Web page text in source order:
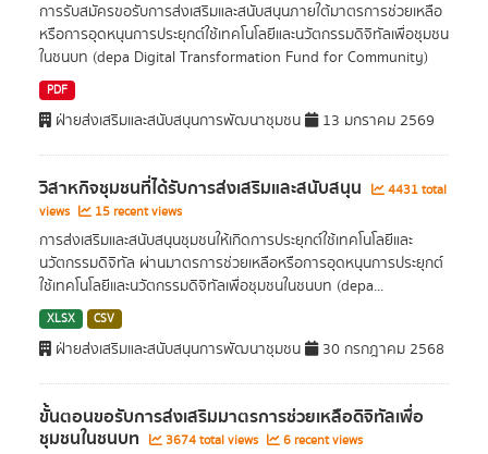
การรับสมัครขอรับการส่งเสริมและสนับสนุนภายใต้มาตรการช่วยเหลือ
หรือการอุดหนุนการประยุกต์ใช้เทคโนโลยีและนวัตกรรมดิจิทัลเพื่อชุมชน
ในชนบท (depa Digital Transformation Fund for Community)
PDF
ฝ่ายส่งเสริมและสนับสนุนการพัฒนาชุมชน 13 มกราคม 2569
วิสาหกิจชุมชนที่ได้รับการส่งเสริมและสนับสนุน
4431 total
views
15 recent views
การส่งเสริมและสนับสนุนชุมชนให้เกิดการประยุกต์ใช้เทคโนโลยีและ
นวัตกรรมดิจิทัล ผ่านมาตรการช่วยเหลือหรือการอุดหนุนการประยุกต์
ใช้เทคโนโลยีและนวัตกรรมดิจิทัลเพื่อชุมชนในชนบท (depa...
XLSX CSV
ฝ่ายส่งเสริมและสนับสนุนการพัฒนาชุมชน 30 กรกฎาคม 2568
ขั้นตอนขอรับการส่งเสริมมาตรการช่วยเหลือดิจิทัลเพื่อ
ชุมชนในชนบท 3674 total views 6 recent views